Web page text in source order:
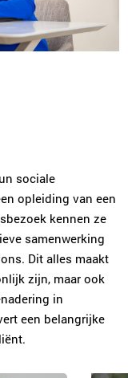
sociale
opleiding van een
kennen ze
samenwerking
Dit alles maakt
zijn, maar ook
in
een belangrijke